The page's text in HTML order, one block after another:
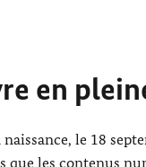
en
naissance, le 18
que les contenus